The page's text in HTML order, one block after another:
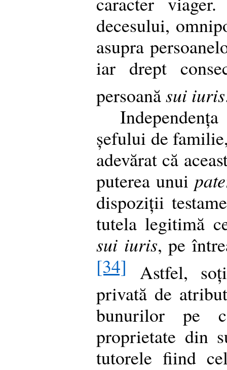
decesului,
asupra
iar drept
persoanăsui iuris
șefului de
adevărat că
puterea unui
dispoziții
tutela legitimă
sui iuris, pe
[34] Astfel,
privată de
bunurilor pe
proprietate din
tutorele fiind